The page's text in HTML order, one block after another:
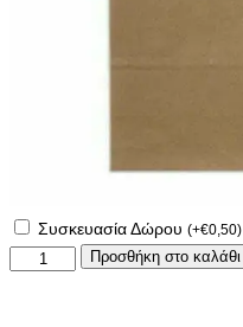
Συσκευασία Δώρου (+€0,50)
Ποδιά
Προσθήκη στο καλάθι